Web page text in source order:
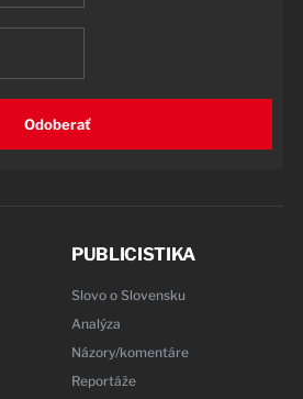
Odoberať
PUBLICISTIKA
Slovo o Slovensku
Analýza
Názory/komentáre
Reportáže